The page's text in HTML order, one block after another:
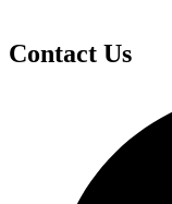
Contact Us